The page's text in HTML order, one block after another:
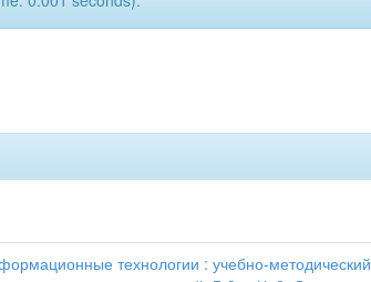
технологии : учебно-методический